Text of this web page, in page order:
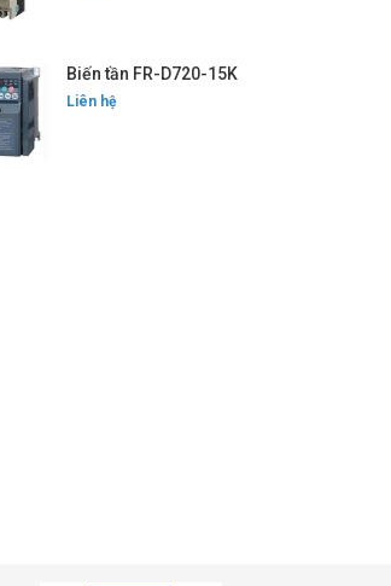
Biến tần FR-D720-15K
Liên hệ